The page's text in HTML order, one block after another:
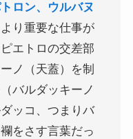
ス伝記
ロン、ウルバヌ
り重要な仕事が
エトロの交差部
ノ（天蓋）を制
バルダッキーノ
ッコ、つまりバ
をさす言葉だっ